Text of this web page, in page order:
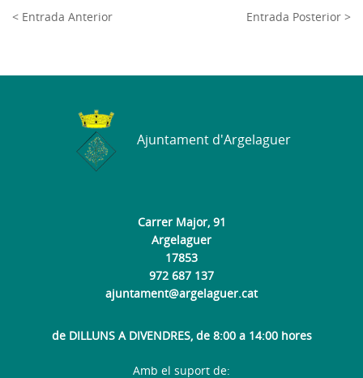
< Entrada Anterior Entrada Posterior >
Carrer Major, 91
Argelaguer
17853
972 687 137
ajuntament@argelaguer.cat
de DILLUNS A DIVENDRES, de 8:00 a 14:00 hores
Ajuntament d'Argelaguer
Amb el suport de: